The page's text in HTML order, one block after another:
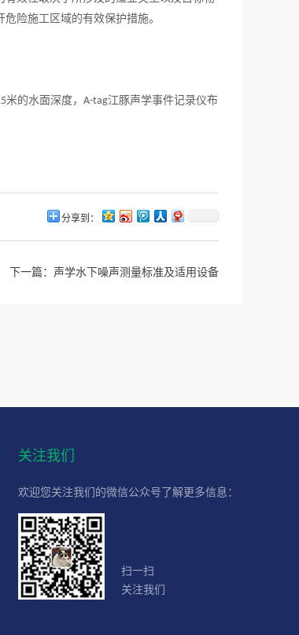
险施工区域的有效保护措施。
米的水面深度， A-tag江豚声学事件记录仪布
分享到：
下一篇： 声学水下噪声测量标准及适用设备
关注我们
欢迎您关注我们的微信公众号了解更多信息：
扫一扫
关注我们